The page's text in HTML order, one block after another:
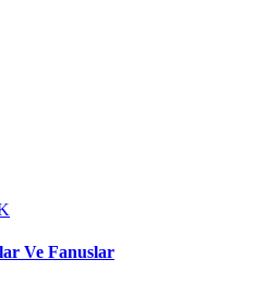
Ve Fanuslar